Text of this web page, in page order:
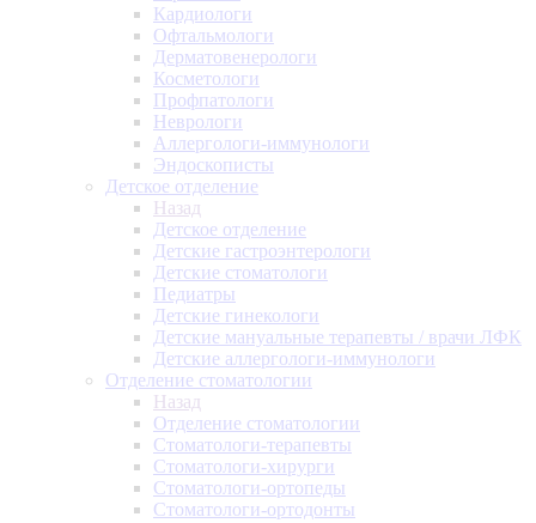
Кардиологи
Офтальмологи
Дерматовенерологи
Косметологи
Профпатологи
Неврологи
Аллергологи-иммунологи
Эндоскописты
Детское отделение
Назад
Детское отделение
Детские гастроэнтерологи
Детские стоматологи
Педиатры
Детские гинекологи
Детские мануальные терапевты / врачи ЛФК
Детские аллергологи-иммунологи
Отделение стоматологии
Назад
Отделение стоматологии
Стоматологи-терапевты
Стоматологи-хирурги
Стоматологи-ортопеды
Стоматологи-ортодонты